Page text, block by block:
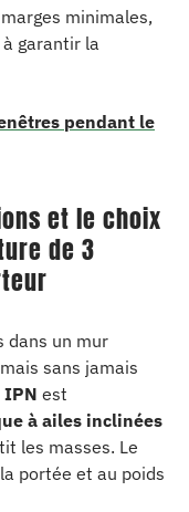
minimales,
garantir la
pendant le
et le choix
de 3
dans un mur
sans jamais
IPN est
à ailes inclinées
les masses. Le
portée et au poids